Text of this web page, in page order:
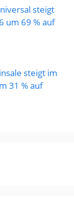
steigt
um 69 % auf
steigt im
31 % auf